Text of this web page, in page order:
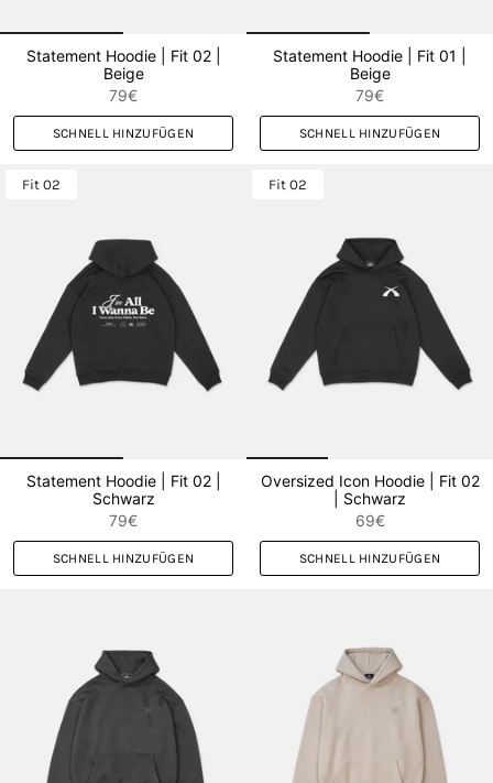
Statement Hoodie | Fit 02 |
Beige
79€
SCHNELL HINZUFÜGEN
Statement Hoodie | Fit 01 |
Beige
79€
SCHNELL HINZUFÜGEN
Fit 02
Statement Hoodie | Fit 02 |
Schwarz
79€
SCHNELL HINZUFÜGEN
Fit 02
Oversized Icon Hoodie | Fit 02
| Schwarz
69€
SCHNELL HINZUFÜGEN